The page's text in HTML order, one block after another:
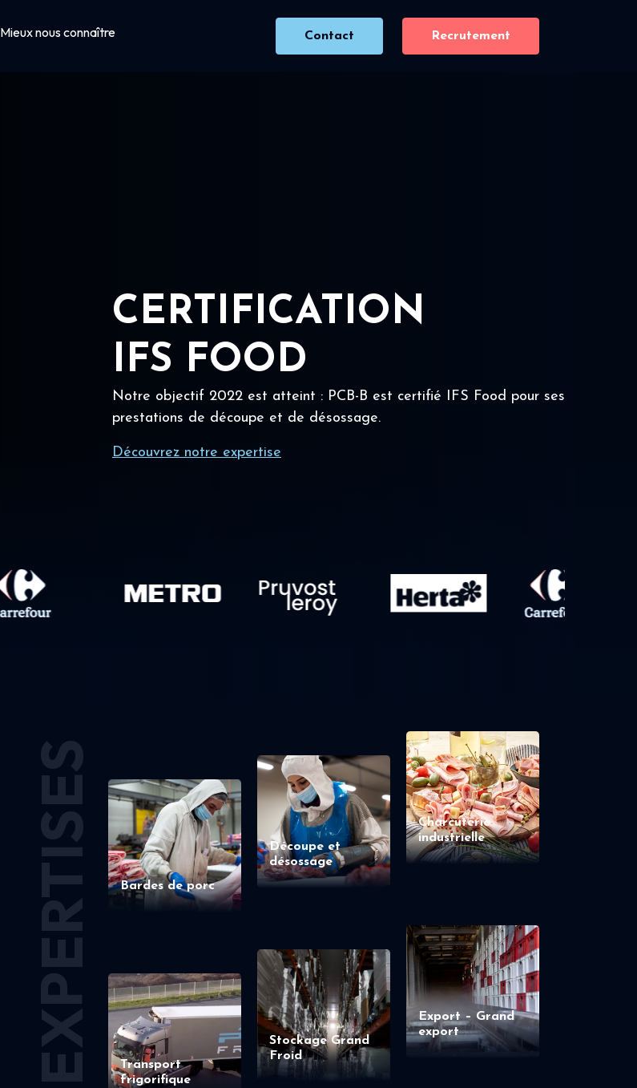
Mieux nous connaître Contact Recrutement
CERTIFICATION
IFS FOOD
Notre objectif 2022 est atteint : PCB-B est certifié IFS Food pour ses
prestations de découpe et de désossage.
Découvrez notre expertise
EXPERTISES Bardes de porc
Découpe et
désossage
Charcuterie
industrielle
Transport
frigorifique
Stockage Grand
Froid
Export – Grand
export